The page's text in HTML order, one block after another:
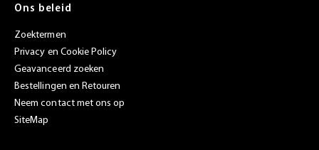
Ons beleid
Zoektermen
Privacy en Cookie Policy
Geavanceerd zoeken
Bestellingen en Retouren
Neem contact met ons op
SiteMap